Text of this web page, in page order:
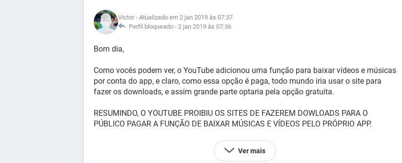
Victor - Atualizado em 2 jan 2019 às 07:37
Perfil bloqueado - 2 jan 2019 às 07:36
Bom dia,
Como vocês podem ver, o YouTube adicionou uma função para baixar vídeos e músicas
por conta do app, e claro, como essa opção é paga, todo mundo iria usar o site para
fazer os downloads, e assim grande parte optaria pela opção gratuita.
RESUMINDO, O YOUTUBE PROIBIU OS SITES DE FAZEREM DOWLOADS PARA O
PÚBLICO PAGAR A FUNÇÃO DE BAIXAR MÚSICAS E VÍDEOS PELO PRÓPRIO APP.
Ver mais